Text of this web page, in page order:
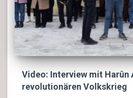
Video: Interview mit Harûn
revolutionären Volkskrieg